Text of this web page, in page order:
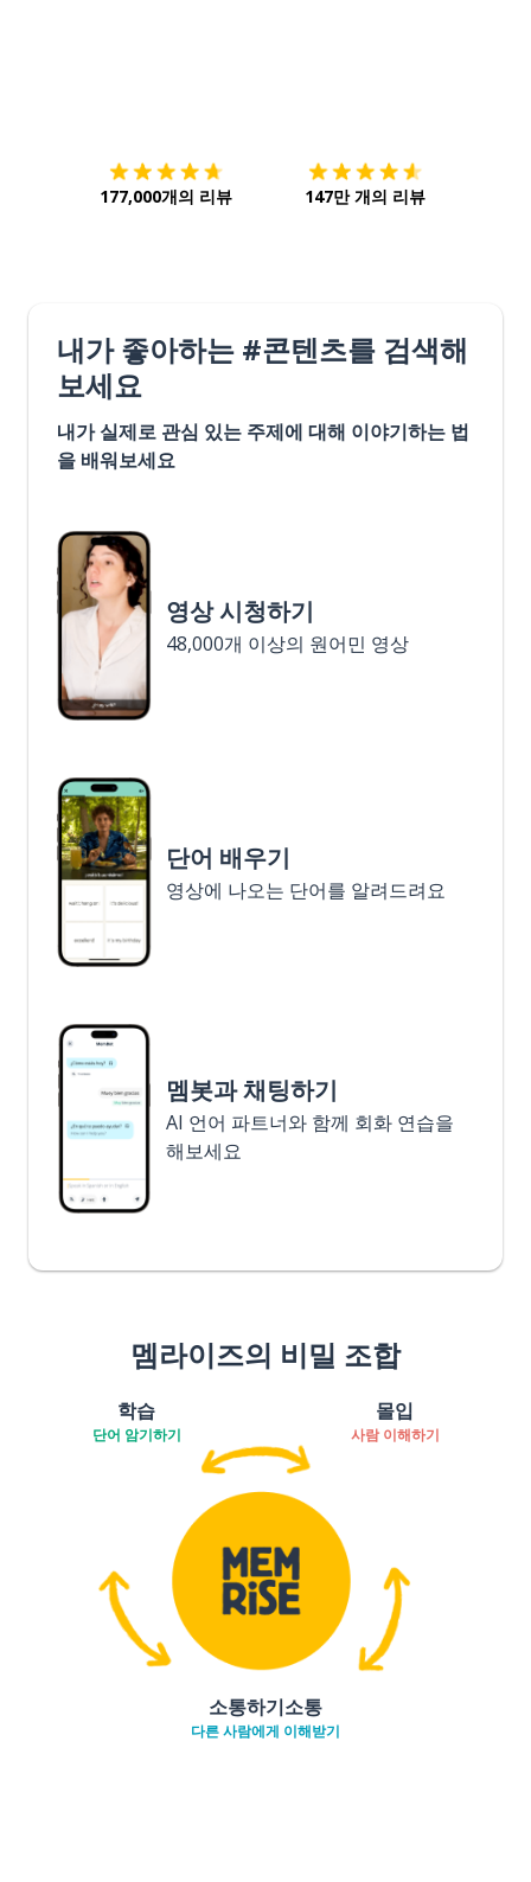
177,000개의 리뷰 147만 개의 리뷰
내가 좋아하는 #콘텐츠를 검색해
보세요
내가 실제로 관심 있는 주제에 대해 이야기하는 법
을 배워보세요
영상 시청하기
48,000개 이상의 원어민 영상
단어 배우기
영상에 나오는 단어를 알려드려요
멤봇과 채팅하기
AI 언어 파트너와 함께 회화 연습을
해보세요
멤라이즈의 비밀 조합
학습
단어 암기하기
몰입
사람 이해하기
소통하기소통
다른 사람에게 이해받기